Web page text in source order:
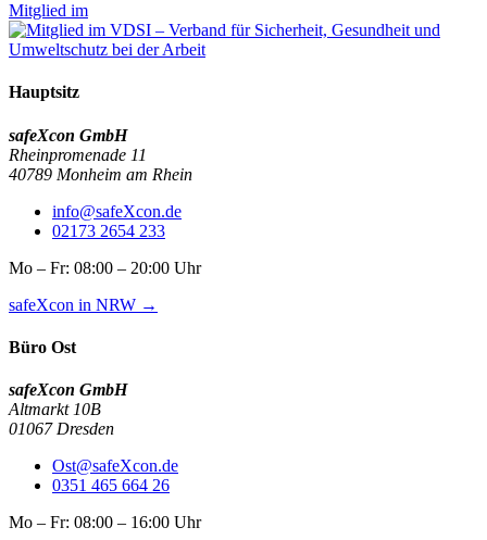
Mitglied im
Hauptsitz
safeXcon GmbH
Rheinpromenade 11
40789 Monheim am Rhein
info@safeXcon.de
02173 2654 233
Mo – Fr: 08:00 – 20:00 Uhr
safeXcon in NRW →
Büro Ost
safeXcon GmbH
Altmarkt 10B
01067 Dresden
Ost@safeXcon.de
0351 465 664 26
Mo – Fr: 08:00 – 16:00 Uhr